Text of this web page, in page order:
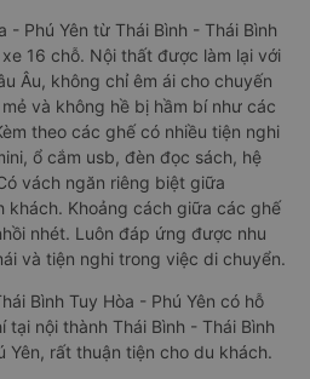
- Phú Yên từ Thái Bình - Thái Bình
16 chỗ. Nội thất được làm lại với
Âu, không chỉ êm ái cho chuyến
và không hề bị hầm bí như các
theo các ghế có nhiều tiện nghi
ổ cắm usb, đèn đọc sách, hệ
vách ngăn riêng biệt giữa
khách. Khoảng cách giữa các ghế
nhét. Luôn đáp ứng được nhu
và tiện nghi trong việc di chuyển.
Bình Tuy Hòa - Phú Yên có hỗ
nội thành Thái Bình - Thái Bình
Yên, rất thuận tiện cho du khách.